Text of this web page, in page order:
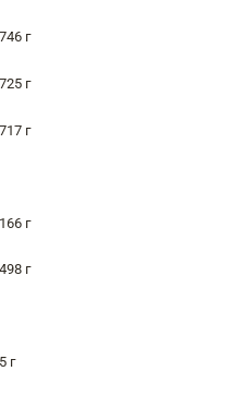
746 г
725 г
717 г
166 г
498 г
5 г